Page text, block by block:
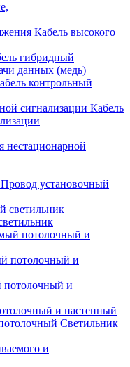
Кабель высокого
гибридный
данных (медь)
контрольный
Кабель
нестационарной
Провод установочный
потолочный и
и настенный
Светильник